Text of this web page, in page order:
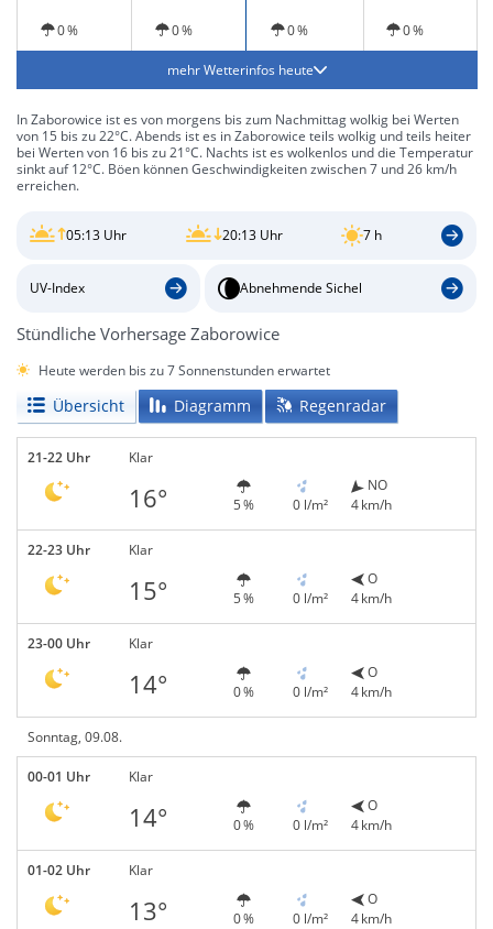
0 % 0 % 0 % 0 %
mehr Wetterinfos heute
In Zaborowice ist es von morgens bis zum Nachmittag wolkig bei Werten
von 15 bis zu 22°C. Abends ist es in Zaborowice teils wolkig und teils heiter
bei Werten von 16 bis zu 21°C. Nachts ist es wolkenlos und die Temperatur
sinkt auf 12°C. Böen können Geschwindigkeiten zwischen 7 und 26 km/h
erreichen.
05:13 Uhr 20:13 Uhr 7 h
UV-Index Abnehmende Sichel
Stündliche Vorhersage Zaborowice
Heute werden bis zu 7 Sonnenstunden erwartet
Übersicht Diagramm Regenradar
21-22 Uhr Klar
16° 5 % 0 l/m²
NO
4 km/h
22-23 Uhr Klar
15° 5 % 0 l/m²
O
4 km/h
23-00 Uhr Klar
14° 0 % 0 l/m²
O
4 km/h
Sonntag, 09.08.
00-01 Uhr Klar
14° 0 % 0 l/m²
O
4 km/h
01-02 Uhr Klar
13° 0 % 0 l/m²
O
4 km/h